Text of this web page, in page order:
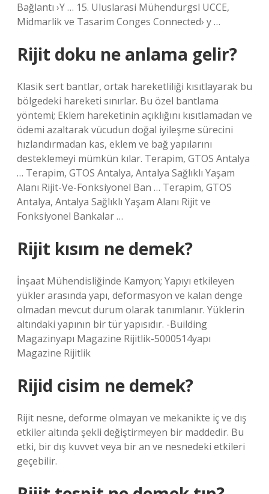
Bağlantı ›Y … 15. Uluslarasi Mühendurgsl UCCE,
Midmarlik ve Tasarim Conges Connected› y …
Rijit doku ne anlama gelir?
Klasik sert bantlar, ortak hareketliliği kısıtlayarak bu
bölgedeki hareketi sınırlar. Bu özel bantlama
yöntemi; Eklem hareketinin açıklığını kısıtlamadan ve
ödemi azaltarak vücudun doğal iyileşme sürecini
hızlandırmadan kas, eklem ve bağ yapılarını
desteklemeyi mümkün kılar. Terapim, GTOS Antalya
… Terapim, GTOS Antalya, Antalya Sağlıklı Yaşam
Alanı Rijit-Ve-Fonksiyonel Ban … Terapim, GTOS
Antalya, Antalya Sağlıklı Yaşam Alanı Rijit ve
Fonksiyonel Bankalar …
Rijit kısım ne demek?
İnşaat Mühendisliğinde Kamyon; Yapıyı etkileyen
yükler arasında yapı, deformasyon ve kalan denge
olmadan mevcut durum olarak tanımlanır. Yüklerin
altındaki yapının bir tür yapısıdır. -Building
Magazinyapı Magazine Rijitlik-5000514yapı
Magazine Rijitlik
Rijid cisim ne demek?
Rijit nesne, deforme olmayan ve mekanikte iç ve dış
etkiler altında şekli değiştirmeyen bir maddedir. Bu
etki, bir dış kuvvet veya bir an ve nesnedeki etkileri
geçebilir.